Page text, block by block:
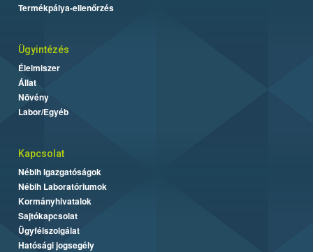
Termékpálya-ellenőrzés
Ügyintézés
Élelmiszer
Állat
Növény
Labor/Egyéb
Kapcsolat
Nébih Igazgatóságok
Nébih Laboratóriumok
Kormányhivatalok
Sajtókapcsolat
Ügyfélszolgálat
Hatósági jogsegély